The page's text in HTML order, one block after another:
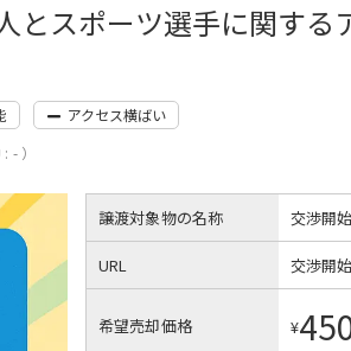
とスポーツ選手に関する
アクセス横ばい
- ）
譲渡対象物の名称 交渉開
URL 交渉開
希望売却価格 ¥